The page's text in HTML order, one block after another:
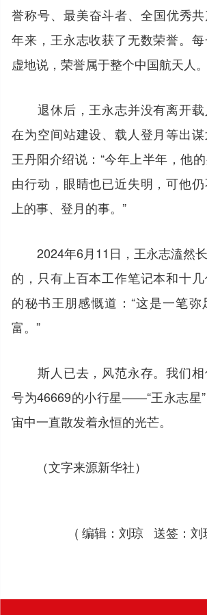
誉称号、最美奋斗者、全国优秀
年来，王永志收获了无数荣誉。
虚地说，荣誉属于整个中国航天人。
退休后，王永志并没有离开载
在为空间站建设、载人登月等出
王丹阳介绍说：“今年上半年，他
由行动，眼睛也已近失明，可他
上的事、登月的事。”
2024年6月11日，王永志溘然长
的，只有上百本工作笔记本和十
的秘书王朋感慨道：“这是一笔
富。”
斯人已去，风范永存。我们相
号为46669的小行星——“王永志星
宙中一直散发着永恒的光芒。
（文字来源新华社）
( 编辑：刘琼 送签：